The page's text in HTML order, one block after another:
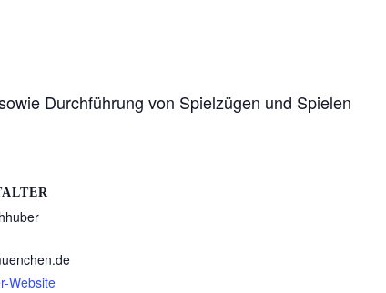
Durchführung von Spielzügen und Spielen
Website